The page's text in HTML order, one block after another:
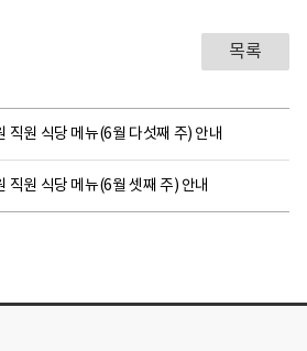
목록
직원 식당 메뉴(6월 다섯째 주) 안내
직원 식당 메뉴(6월 셋째 주) 안내